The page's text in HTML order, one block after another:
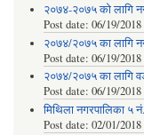
२०७४-२०७५ को लागि
Post date: 06/19/
२०७४/२०७५ का लागि
Post date: 06/19/
२०७४/२०७५ का लागि
Post date: 06/19/
मिथिला नगरपालिका ५
Post date: 02/01/